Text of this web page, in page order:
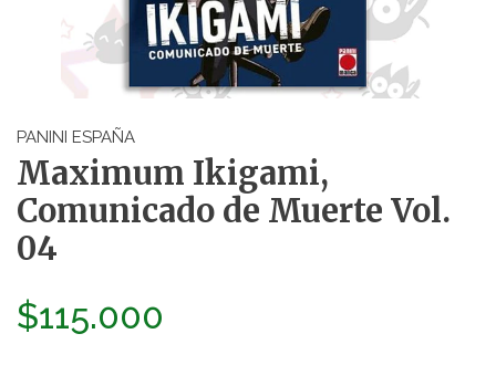
PANINI ESPAÑA
Maximum Ikigami,
Comunicado de Muerte Vol.
04
$115.000